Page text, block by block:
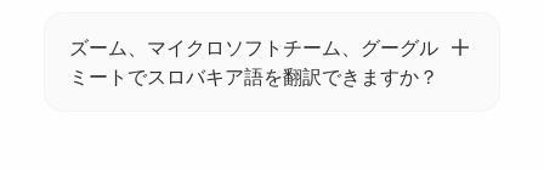
時停止できます。Tactiq ウィジェットの一時
停止ボタンをクリックするだけで、文字起こ
ズーム、マイクロソフトチーム、グーグル
ミートでスロバキア語を翻訳できますか？